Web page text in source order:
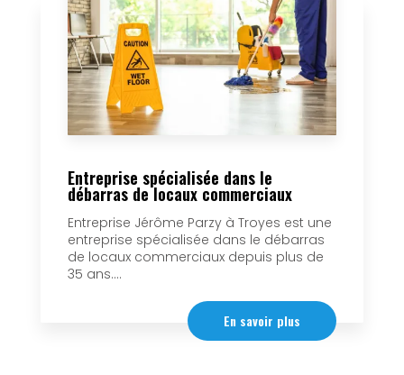
Entreprise spécialisée dans le
débarras de locaux commerciaux
Entreprise Jérôme Parzy à Troyes est une
entreprise spécialisée dans le débarras
de locaux commerciaux depuis plus de
35 ans....
En savoir plus